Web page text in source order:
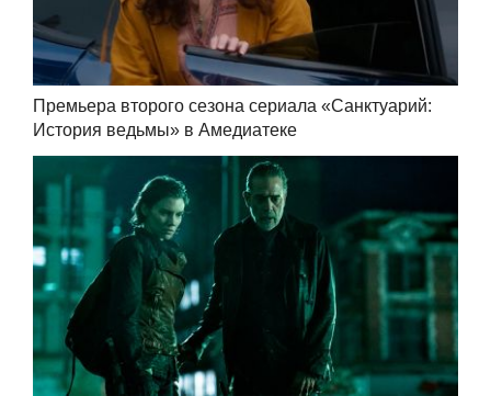
Премьера второго сезона сериала «Санктуарий:
История ведьмы» в Амедиатеке